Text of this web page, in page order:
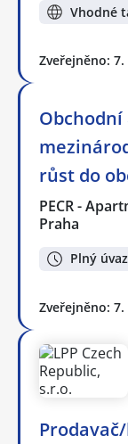
Vhodné
Zveřejněno:
růst do
PECR -
Praha
Plný
Zveřejněno: